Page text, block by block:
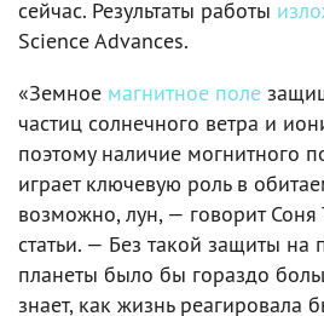
сейчас. Результаты работы
Science Advances.
«Земное магнитное поле
частиц солнечного ветра и
поэтому наличие могнитного
играет ключевую роль в
возможно, лун, — говорит Соня
статьи. — Без такой защиты на
планеты было бы гораздо
знает, как жизнь реагировала